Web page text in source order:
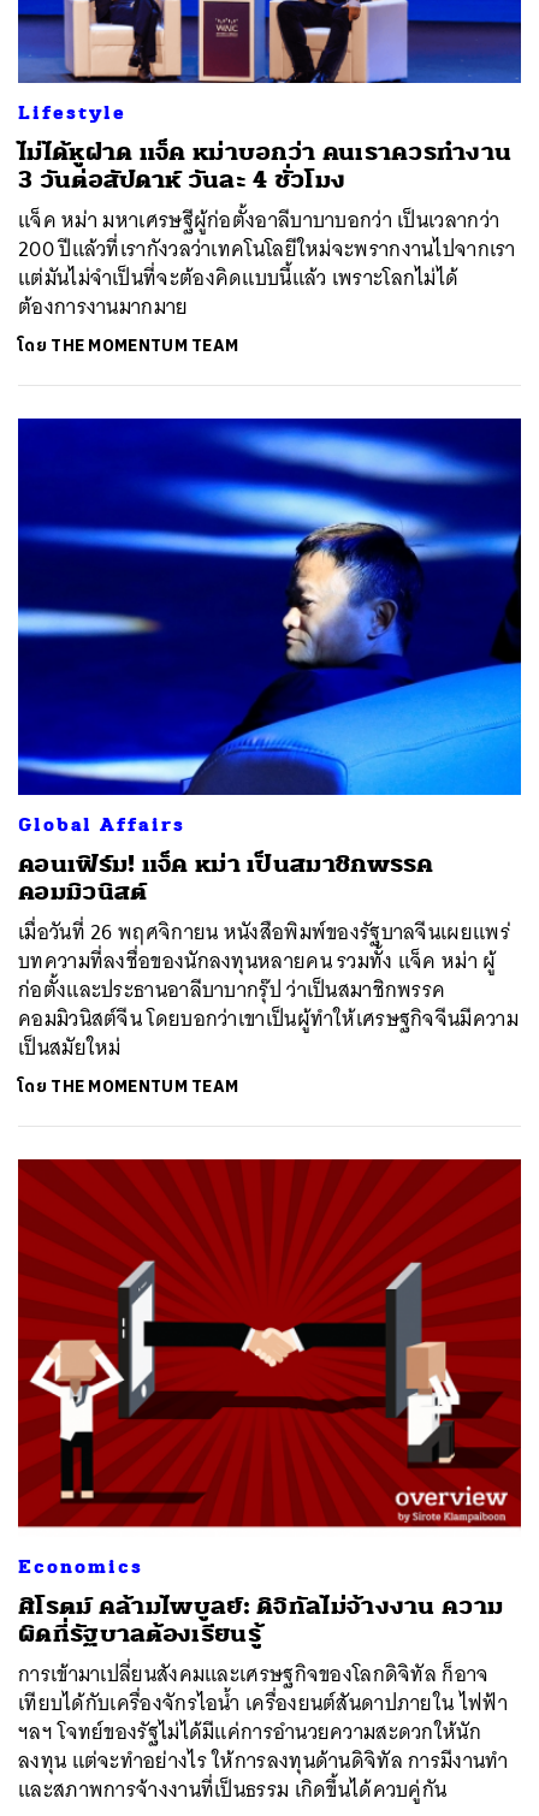
Lifestyle
ไม่ได้หูฝาด แจ็ค หม่าบอกว่า คนเราควรทำงาน
3 วันต่อสัปดาห์ วันละ 4 ชั่วโมง
แจ็ค หม่า มหาเศรษฐีผู้ก่อตั้งอาลีบาบาบอกว่า เป็นเวลากว่า
200 ปีแล้วที่เรากังวลว่าเทคโนโลยีใหม่จะพรากงานไปจากเรา
แต่มันไม่จำเป็นที่จะต้องคิดแบบนี้แล้ว เพราะโลกไม่ได้
ต้องการงานมากมาย
โดย THE MOMENTUM TEAM
Global Affairs
คอนเฟิร์ม! แจ็ค หม่า เป็นสมาชิกพรรค
คอมมิวนิสต์
เมื่อวันที่ 26 พฤศจิกายน หนังสือพิมพ์ของรัฐบาลจีนเผยแพร่
บทความที่ลงชื่อของนักลงทุนหลายคน รวมทั้ง แจ็ค หม่า ผู้
ก่อตั้งและประธานอาลีบาบากรุ๊ป ว่าเป็นสมาชิกพรรค
คอมมิวนิสต์จีน โดยบอกว่าเขาเป็นผู้ทำให้เศรษฐกิจจีนมีความ
เป็นสมัยใหม่
โดย THE MOMENTUM TEAM
Economics
ศิโรตม์ คล้ามไพบูลย์: ดิจิทัลไม่จ้างงาน ความ
ผิดที่รัฐบาลต้องเรียนรู้
การเข้ามาเปลี่ยนสังคมและเศรษฐกิจของโลกดิจิทัล ก็อาจ
เทียบได้กับเครื่องจักรไอน้ำ เครื่องยนต์สันดาปภายใน ไฟฟ้า
ฯลฯ โจทย์ของรัฐไม่ได้มีแค่การอำนวยความสะดวกให้นัก
ลงทุน แต่จะทำอย่างไร ให้การลงทุนด้านดิจิทัล การมีงานทำ
และสภาพการจ้างงานที่เป็นธรรม เกิดขึ้นได้ควบคู่กัน
ค้นหา
SHARE